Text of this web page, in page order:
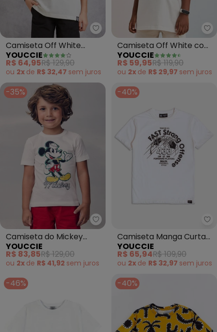
Youccie - Camiseta Off White
Camiseta Off White
Estampada (Off White)
YOUCCIE
R$ 64,95R$ 129,90
ou 2x de R$ 32,47 sem juros
Camiseta Off White com
Bolso e Lapela (Pérola)
YOUCCIE
R$ 59,95R$ 119,90
ou 2x de R$ 29,97 sem juros
-35%
Youccie - Camiseta do Mickey
Camiseta do Mickey
Marinheiro (Branco)
YOUCCIE
R$ 83,85R$ 129,00
ou 2x de R$ 41,92 sem juros
-40%
Camiseta Manga Curta
Fast Strong (Branco)
YOUCCIE
R$ 65,94R$ 109,90
ou 2x de R$ 32,97 sem juros
-46% -40%